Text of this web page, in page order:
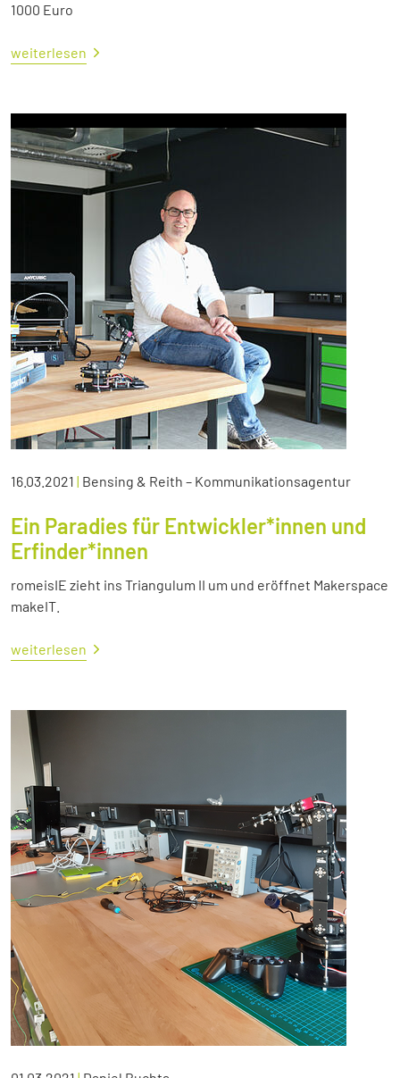
1000 Euro
weiterlesen
16.03.2021 | Bensing & Reith – Kommunikationsagentur
Ein Paradies für Entwickler*innen und
Erfinder*innen
romeisIE zieht ins Triangulum II um und eröffnet Makerspace
makeIT.
weiterlesen